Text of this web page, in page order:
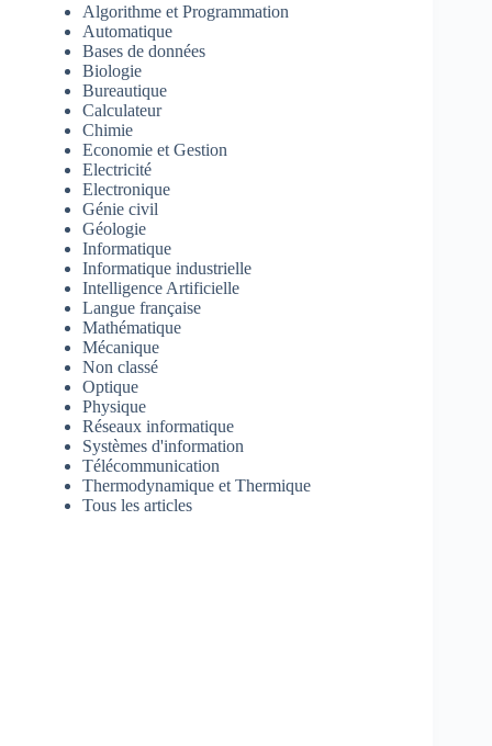
Algorithme et Programmation
Automatique
Bases de données
Biologie
Bureautique
Calculateur
Chimie
Economie et Gestion
Electricité
Electronique
Génie civil
Géologie
Informatique
Informatique industrielle
Intelligence Artificielle
Langue française
Mathématique
Mécanique
Non classé
Optique
Physique
Réseaux informatique
Systèmes d'information
Télécommunication
Thermodynamique et Thermique
Tous les articles